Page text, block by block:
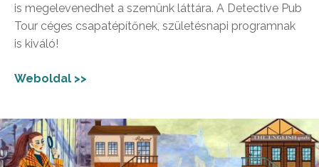
is megelevenedhet a szemünk láttára. A Detective Pub
Tour céges csapatépítőnek, születésnapi programnak
is kiváló!
Weboldal >>